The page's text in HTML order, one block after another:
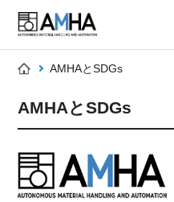
AMHAとSDGs
AMHAとSDGs